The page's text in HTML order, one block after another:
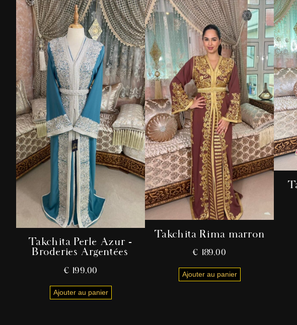
Takchita Perle Azur –
Broderies Argentées
€ 199,00
Ajouter au panier
Takchita Rima marron
€ 189,00
Ajouter au panier